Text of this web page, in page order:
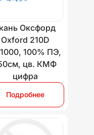
Оксфорд
Oxford 210D
100% ПЭ,
цв. КМФ
цифра
Подробнее